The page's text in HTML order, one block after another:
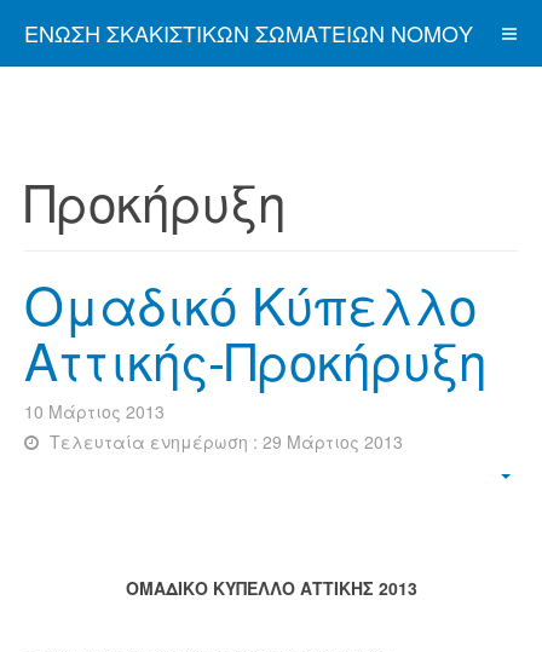
ΈΝΩΣΗ ΣΚΑΚΙΣΤΙΚΏΝ ΣΩΜΑΤΕΊΩΝ ΝΟΜΟΎ
Προκήρυξη
Ομαδικό Κύπελλο
Αττικής-Προκήρυξη
10 Μάρτιος 2013
Τελευταία ενημέρωση : 29 Μάρτιος 2013
ΟΜΑΔΙΚΟ ΚΥΠΕΛΛΟ ΑΤΤΙΚΗΣ 2013